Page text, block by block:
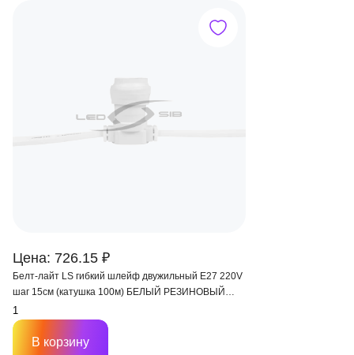
Цена: 726.15 ₽
Белт-лайт LS гибкий шлейф двужильный Е27 220V
шаг 15см (катушка 100м) БЕЛЫЙ РЕЗИНОВЫЙ
ПРОВОД IP 65
В корзину